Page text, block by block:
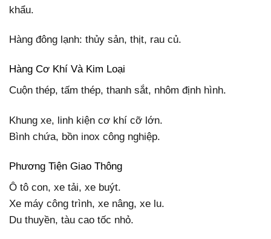
khẩu.
Hàng đông lạnh: thủy sản, thịt, rau củ.
Hàng Cơ Khí Và Kim Loại
Cuộn thép, tấm thép, thanh sắt, nhôm định hình.
Khung xe, linh kiện cơ khí cỡ lớn.
Bình chứa, bồn inox công nghiệp.
Phương Tiện Giao Thông
Ô tô con, xe tải, xe buýt.
Xe máy công trình, xe nâng, xe lu.
Du thuyền, tàu cao tốc nhỏ.